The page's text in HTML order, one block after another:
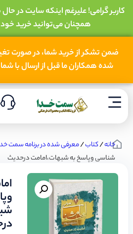
کاربر گرامی! علیرغم اینکه سایت در
همچنان می‌توانید خرید خود
ضمن تشکر از خرید شما، در صورت
شده همکاران ما قبل از ارسال با
خانه/کتاب/معرفی شده در برنامه سمت
شناسی وپاسخ به شبهات،امامت درحدیث